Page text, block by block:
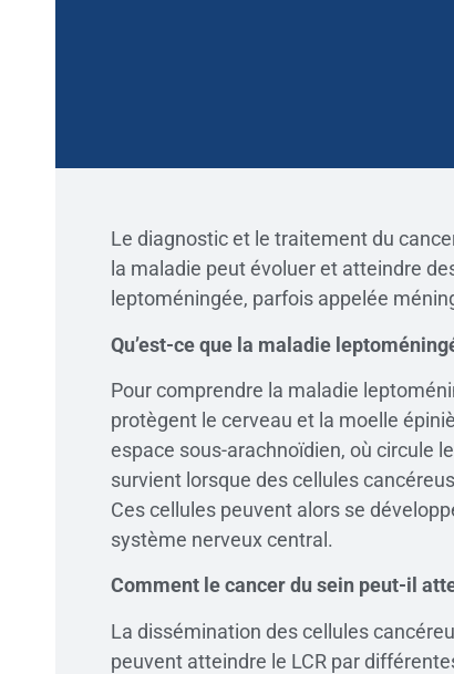
Le diagnostic et le traitement du
la maladie peut évoluer et atteindre
leptoméningée, parfois appelée
Qu’est-ce que la maladie
Pour comprendre la maladie
protègent le cerveau et la moelle
espace sous-arachnoïdien, où circule
survient lorsque des cellules
Ces cellules peuvent alors se
système nerveux central.
Comment le cancer du sein peut-il
La dissémination des cellules
peuvent atteindre le LCR par